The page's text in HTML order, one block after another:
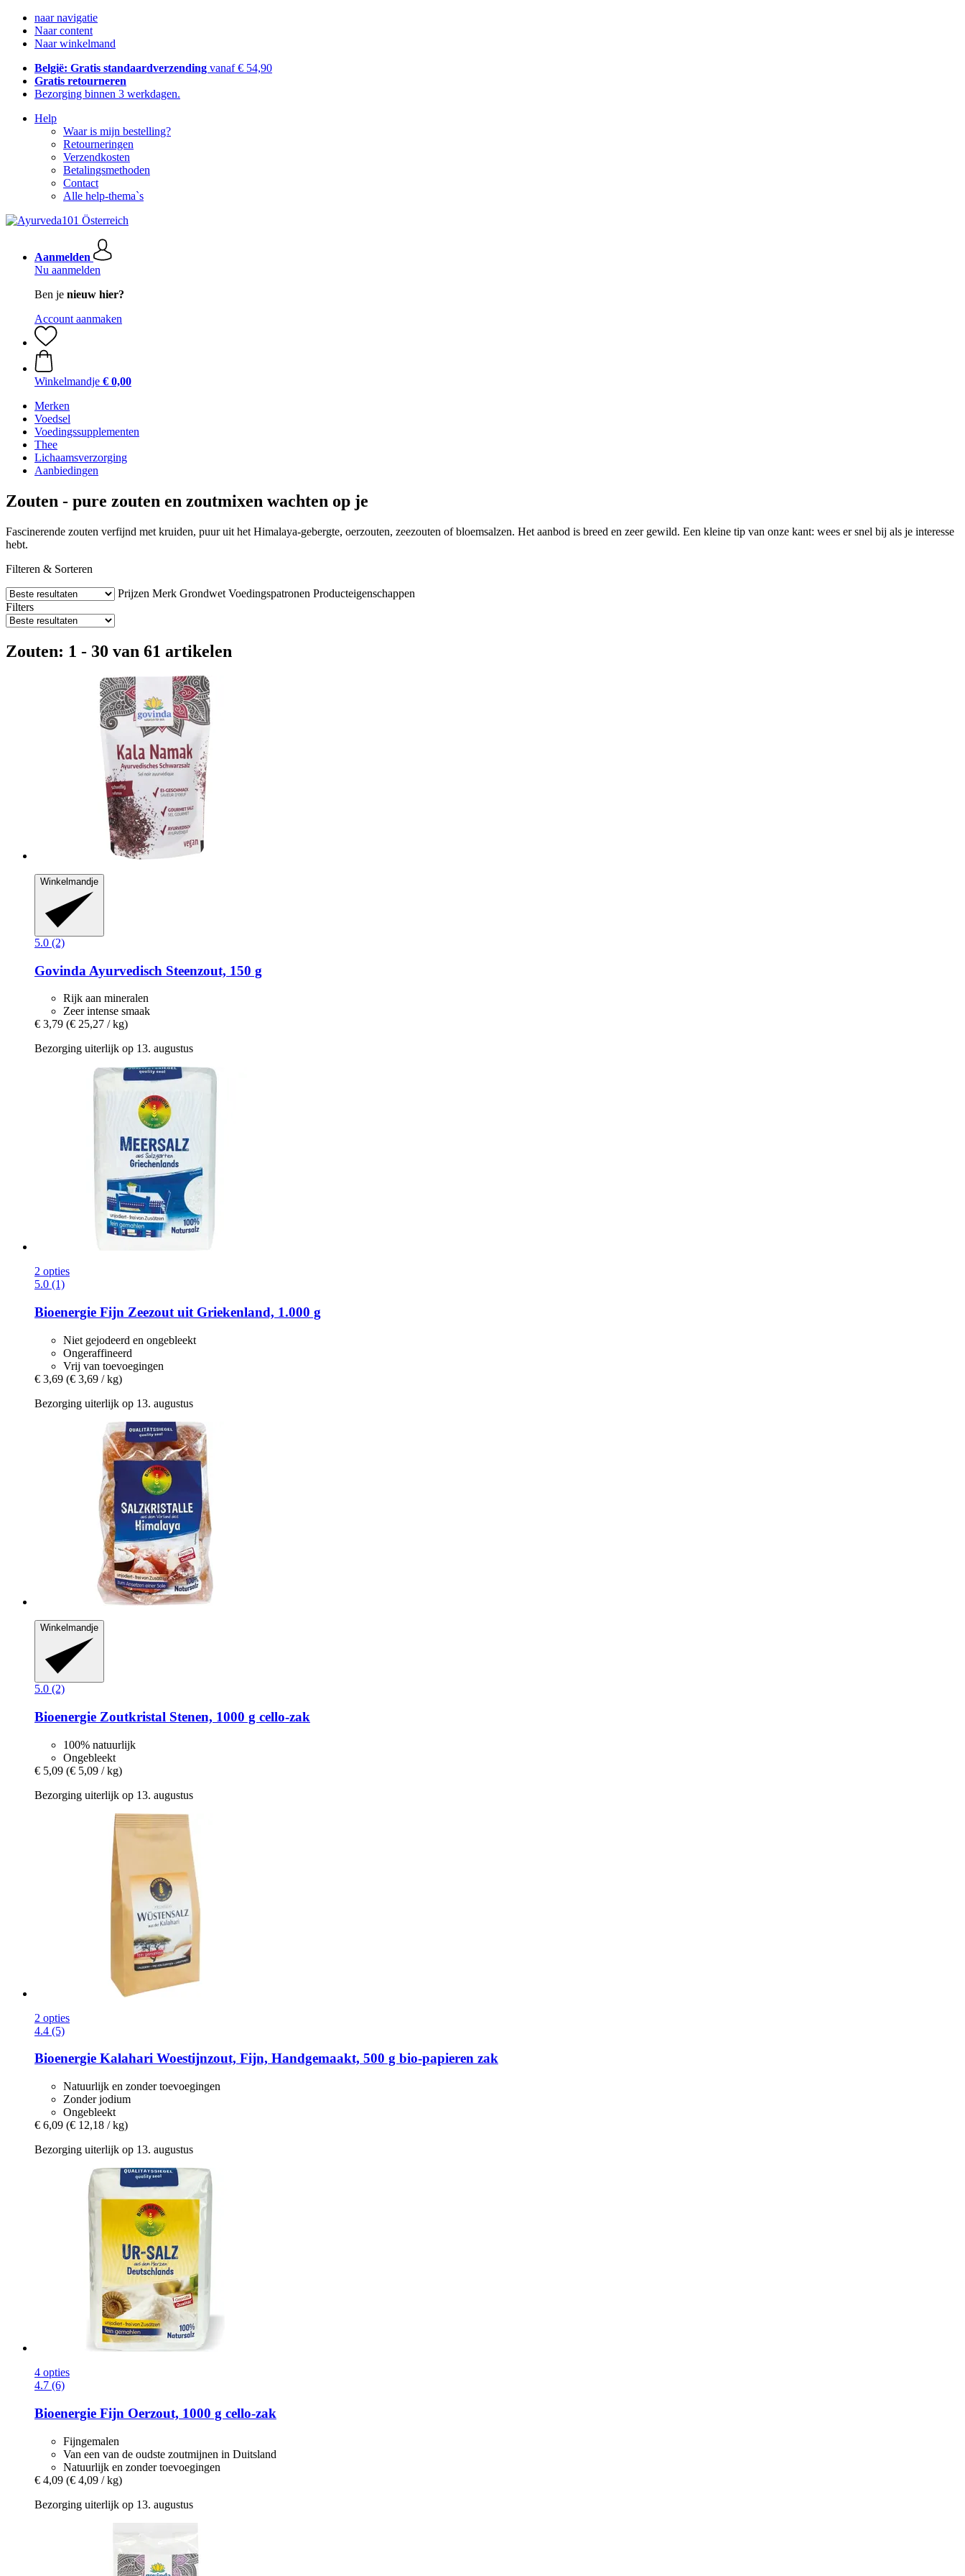
naar navigatie
Naar content
Naar winkelmand
België: Gratis standaardverzending vanaf € 54,90
Gratis retourneren
Bezorging binnen 3 werkdagen.
Help
Waar is mijn bestelling?
Retourneringen
Verzendkosten
Betalingsmethoden
Contact
Alle help-thema`s
Aanmelden
Nu aanmelden
Ben je nieuw hier?
Account aanmaken
Winkelmandje € 0,00
Merken
Voedsel
Voedingssupplementen
Thee
Lichaamsverzorging
Aanbiedingen
Zouten - pure zouten en zoutmixen wachten op je
Fascinerende zouten verfijnd met kruiden, puur uit het Himalaya-gebergte, oerzouten, zeezouten of bloemsalzen. Het aanbod is breed en zeer gewild. Een kleine tip van onze kant: wees er snel bij als je interesse
hebt.
Filteren & Sorteren
Prijzen Merk Grondwet Voedingspatronen Producteigenschappen
Filters
Zouten: 1 - 30 van 61 artikelen
Winkelmandje
5.0 (2)
Govinda Ayurvedisch Steenzout, 150 g
Rijk aan mineralen
Zeer intense smaak
€ 3,79 (€ 25,27 / kg)
Bezorging uiterlijk op 13. augustus
2 opties
5.0 (1)
Bioenergie Fijn Zeezout uit Griekenland, 1.000 g
Niet gejodeerd en ongebleekt
Ongeraffineerd
Vrij van toevoegingen
€ 3,69 (€ 3,69 / kg)
Bezorging uiterlijk op 13. augustus
Winkelmandje
5.0 (2)
Bioenergie Zoutkristal Stenen, 1000 g cello-​zak
100% natuurlijk
Ongebleekt
€ 5,09 (€ 5,09 / kg)
Bezorging uiterlijk op 13. augustus
2 opties
4.4 (5)
Bioenergie Kalahari Woestijnzout, Fijn, Handgemaakt, 500 g bio-​papieren zak
Natuurlijk en zonder toevoegingen
Zonder jodium
Ongebleekt
€ 6,09 (€ 12,18 / kg)
Bezorging uiterlijk op 13. augustus
4 opties
4.7 (6)
Bioenergie Fijn Oerzout, 1000 g cello-​zak
Fijngemalen
Van een van de oudste zoutmijnen in Duitsland
Natuurlijk en zonder toevoegingen
€ 4,09 (€ 4,09 / kg)
Bezorging uiterlijk op 13. augustus